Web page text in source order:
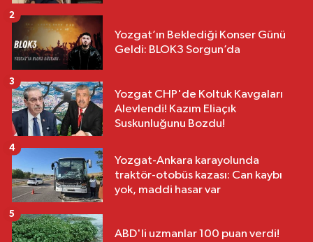
Yozgat’ın Beklediği Konser Günü
Geldi: BLOK3 Sorgun’da
2
Yozgat CHP'de Koltuk Kavgaları
Alevlendi! Kazım Eliaçık
Suskunluğunu Bozdu!
3
Yozgat-Ankara karayolunda
traktör-otobüs kazası: Can kaybı
yok, maddi hasar var
4
ABD'li uzmanlar 100 puan verdi!
5